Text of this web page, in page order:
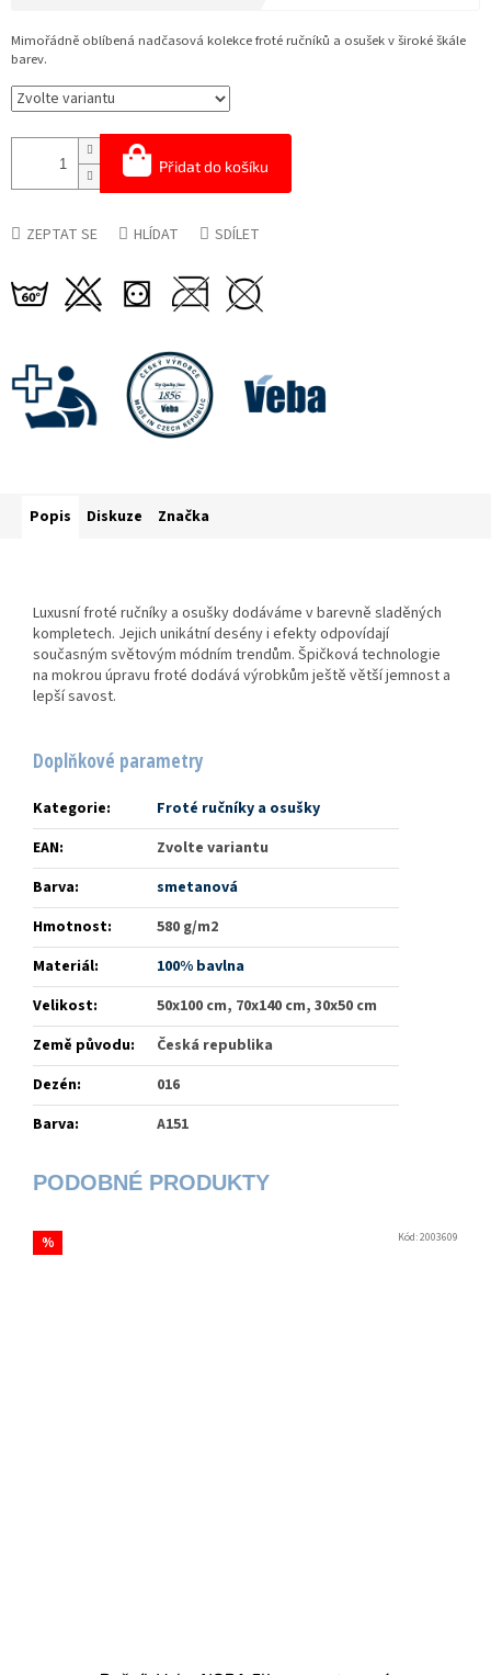
cena:
Přidat do košíku
Mimořádně oblíbená nadčasová kolekce froté ručníků a osušek v široké škále
barev.
ZEPTAT SE HLÍDAT SDÍLET
Popis Diskuze Značka
Luxusní froté ručníky a osušky dodáváme v barevně sladěných
kompletech. Jejich unikátní desény i efekty odpovídají
současným světovým módním trendům. Špičková technologie
na mokrou úpravu froté dodává výrobkům ještě větší jemnost a
lepší savost.
Doplňkové parametry
Kategorie:
Froté ručníky a osušky
EAN:
Zvolte variantu
Barva:
smetanová
Hmotnost:
580 g/m2
Materiál:
100% bavlna
Velikost:
50x100 cm, 70x140 cm, 30x50 cm
Země původu:
Česká republika
Dezén:
016
Barva: A151
% Kód:2003609